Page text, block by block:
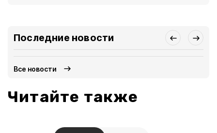
Последние новости
Все новости
Читайте также